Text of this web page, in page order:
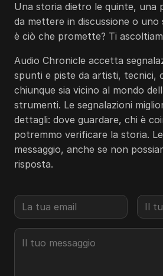
Una storia dietro le quinte, una
da mettere in discussione o
è ciò che promette? Ti
Audio Chronicle accetta
spunti e piste da artisti, tecnici,
chiunque sia vicino al mondo
strumenti. Le segnalazioni
dettagli: dove guardare, chi è
potremmo verificare la storia.
messaggio, anche se non
risposta.